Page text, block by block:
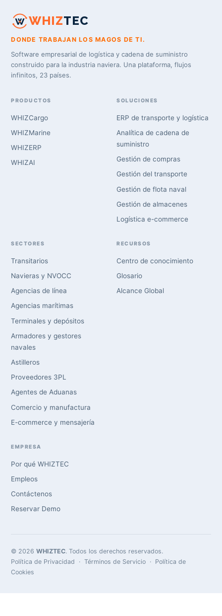
WHIZTEC
DONDE TRABAJAN LOS MAGOS DE TI.
Software empresarial de logística y cadena de suministro
construido para la industria naviera. Una plataforma, flujos
infinitos, 23 países.
PRODUCTOS
WHIZCargo
WHIZMarine
WHIZERP
WHIZAI
SOLUCIONES
ERP de transporte y logística
Analítica de cadena de
suministro
Gestión de compras
Gestión del transporte
Gestión de flota naval
Gestión de almacenes
Logística e-commerce
SECTORES
Transitarios
Navieras y NVOCC
Agencias de línea
Agencias marítimas
Terminales y depósitos
Armadores y gestores
navales
Astilleros
Proveedores 3PL
Agentes de Aduanas
Comercio y manufactura
E-commerce y mensajería
RECURSOS
Centro de conocimiento
Glosario
Alcance Global
EMPRESA
Por qué WHIZTEC
Empleos
Contáctenos
Reservar Demo
© 2026WHIZTEC. Todos los derechos reservados.
Política de Privacidad ·Términos de Servicio · Política de
Cookies